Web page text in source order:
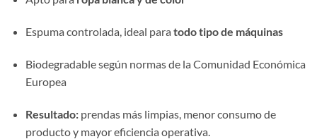
Espuma controlada, ideal para todo tipo de máquinas
Biodegradable según normas de la Comunidad Económica
Europea
Resultado:prendas más limpias, menor consumo de
producto y mayor eficiencia operativa.